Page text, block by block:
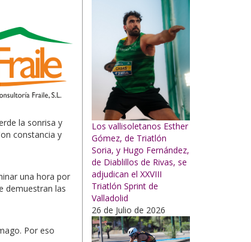
la sonrisa y
constancia y
una hora por
demuestran las
Por eso
Los vallisoletanos Esther
Gómez, de Triatlón
Soria, y Hugo Fernández,
de Diablillos de Rivas, se
adjudican el XXVIII
Triatlón Sprint de
Valladolid
26 de Julio de 2026